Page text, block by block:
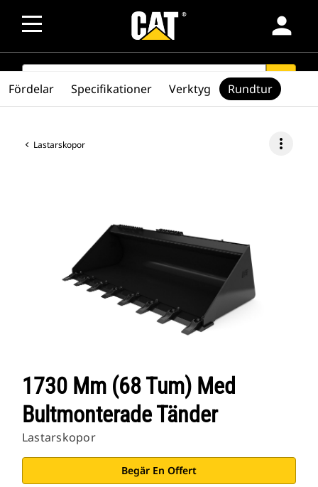
person
SEARCH search
Lastarskopor more_vert
1730 Mm (68 Tum) Med
Bultmonterade Tänder
Lastarskopor
Begär En Offert
Fördelar Specifikationer Verktyg Rundtur